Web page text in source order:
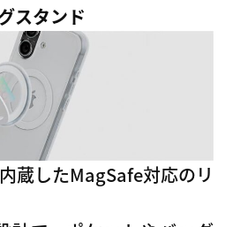
スタンド
蔵したMagSafe対応のリ